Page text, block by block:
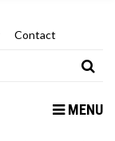
Contact
MENU